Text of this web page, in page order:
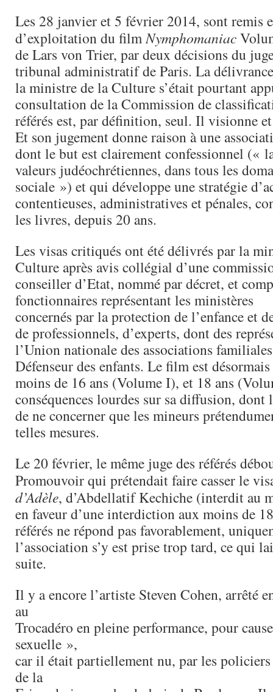
Les 28 janvier et 5 février 2014, sont remis
d’exploitation du filmNymphomaniac
de Lars von Trier, par deux décisions du
tribunal administratif de Paris. La
la ministre de la Culture s’était pourtant
consultation de la Commission de
référés est, par définition, seul. Il visionne
Et son jugement donne raison à une
dont le but est clairement confessionnel («
valeurs judéochrétiennes, dans tous les
sociale ») et qui développe une stratégie
contentieuses, administratives et pénales,
les livres, depuis 20 ans.
Les visas critiqués ont été délivrés par la
Culture après avis collégial d’une
conseiller d’Etat, nommé par décret, et
fonctionnaires représentant les ministères
concernés par la protection de l’enfance et
de professionnels, d’experts, dont des
l’Union nationale des associations
Défenseur des enfants. Le film est
moins de 16 ans (Volume I), et 18 ans
conséquences lourdes sur sa diffusion,
de ne concerner que les mineurs
telles mesures.
Le 20 février, le même juge des référés
Promouvoir qui prétendait faire casser le
d’Adèle, d’Abdellatif Kechiche (interdit au
en faveur d’une interdiction aux moins de
référés ne répond pas favorablement,
l’association s’y est prise trop tard, ce qui
suite.
Il y a encore l’artiste Steven Cohen, arrêté
au
Trocadéro en pleine performance, pour
sexuelle »,
car il était partiellement nu, par les
de la